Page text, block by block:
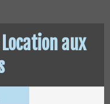
Location aux